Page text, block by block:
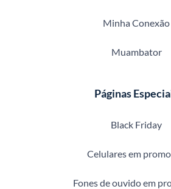
Minha Conexão
Muambator
Páginas
Black Friday
Celulares em
Fones de ouvido em